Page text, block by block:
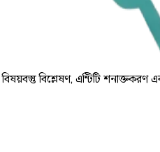
বিশ্লেষণ, এন্টিটি শনাক্তকরণ